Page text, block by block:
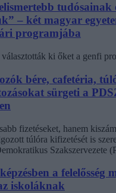
tudósainak
– két magyar
programjába
ki őket a genfi
bére, cafetéria,
sürgeti a
fizetéseket, hanem
túlóra kifizetését is
Szakszervezete
a felelősség
iskoláknak